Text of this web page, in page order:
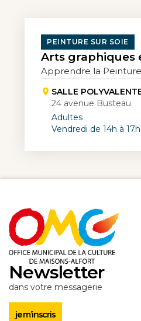
PEINTURE SUR SOIE
Arts graphiques
Apprendre la
SALLE
24 avenue Busteau
Adultes
Vendredi de 14h à 17h
Newsletter
dans votre messagerie
je m’inscris